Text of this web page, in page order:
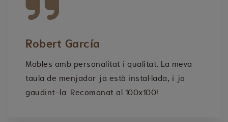
Robert García
Mobles amb personalitat i qualitat. La meva
taula de menjador ja està instal·lada, i jo
gaudint-la. Recomanat al 100x100!